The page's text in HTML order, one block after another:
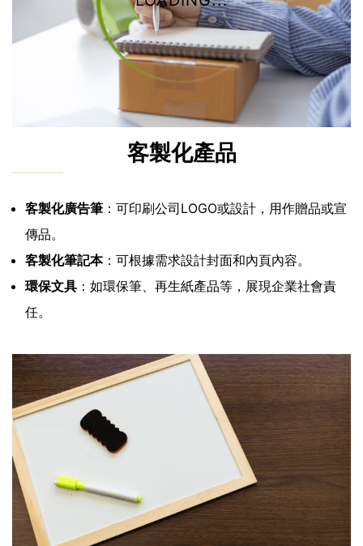
客製化產品
客製化廣告筆 ：可印刷公司LOGO或設計，用作贈品或宣
傳品。
客製化筆記本：可根據需求設計封面和內頁內容。
環保文具 ：如環保筆、再生紙產品等，展現企業社會責
任。